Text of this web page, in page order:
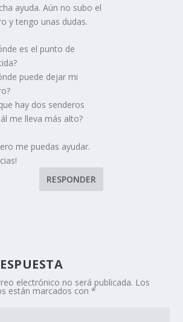
ayuda. Aún no subo el
y tengo unas dudas.
es el punto de
puede dejar mi
hay dos senderos
me lleva más alto?
me puedas ayudar.
RESPONDER
electrónico no será publicada. Los
están marcados con*